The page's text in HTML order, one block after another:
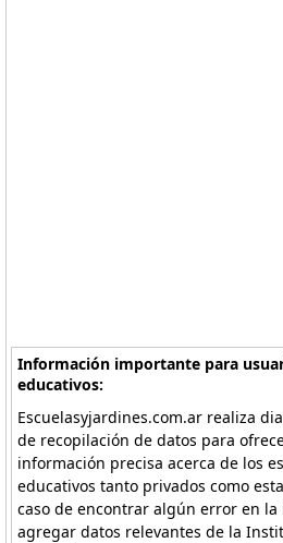
Información importante para
educativos:
Escuelasyjardines.com.ar realiza
de recopilación de datos para
información precisa acerca de los
educativos tanto privados como
caso de encontrar algún error en
agregar datos relevantes de la